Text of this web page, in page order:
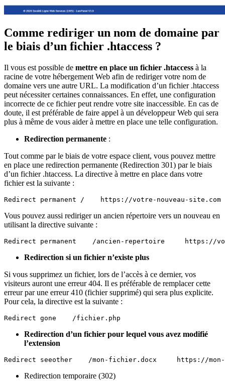
Comme rediriger un nom de domaine par
le biais d’un fichier .htaccess ?
Il vous est possible de mettre en place un fichier .htaccess à la
racine de votre hébergement Web afin de rediriger votre nom de
domaine vers une autre URL. La modification d’un fichier .htaccess
peut nécessiter certaines connaissances. En effet, une configuration
incorrecte de ce fichier peut rendre votre site inaccessible. En cas de
doute, il est préférable de faire appel à un développeur Web qui sera
plus à même de vous aider à mettre en place une telle configuration.
Redirection permanente :
Tout comme par le biais de votre espace client, vous pouvez mettre
en place une redirection permanente (Redirection 301) par le biais
d’un fichier .htaccess. La directive à mettre en place dans votre
fichier est la suivante :
Redirect permanent /    https://votre-nouveau-site.com
Vous pouvez aussi rediriger un ancien répertoire vers un nouveau en
utilisant la directive suivante :
Redirect permanent    /ancien-repertoire     https://
Redirection si un fichier n’existe plus
Si vous supprimez un fichier, lors de l’accès à ce dernier, vos
visiteurs auront une erreur 404. Il es préférable de remplacer cette
erreur par une erreur 410 (fichier supprimé) qui sera plus explicite.
Pour cela, la directive est la suivante :
Redirect gone    /fichier.php
Redirection d’un fichier pour lequel vous avez modifié
l’extension
Redirect seeother    /mon-fichier.docx     https://mon-
Redirection temporaire (302)